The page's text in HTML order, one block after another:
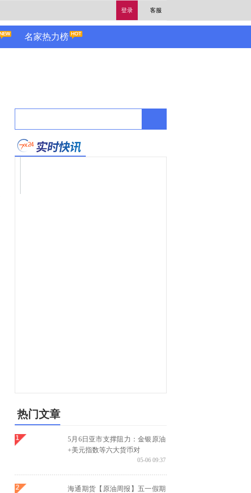
登录 客服
名家热力榜
热门文章
5月6日亚市支撑阻力：金银原油
+美元指数等六大货币对
05-06 09:37
海通期货【原油周报】五一假期